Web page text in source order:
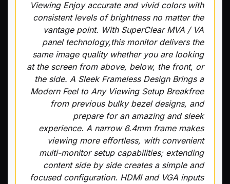
Viewing Enjoy accurate and vivid colors with
consistent levels of brightness no matter the
vantage point. With SuperClear MVA / VA
panel technology,this monitor delivers the
same image quality whether you are looking
at the screen from above, below, the front, or
the side. A Sleek Frameless Design Brings a
Modern Feel to Any Viewing Setup Breakfree
from previous bulky bezel designs, and
prepare for an amazing and sleek
experience. A narrow 6.4mm frame makes
viewing more effortless, with convenient
multi-monitor setup capabilities; extending
content side by side creates a simple and
focused configuration. HDMI and VGA inputs